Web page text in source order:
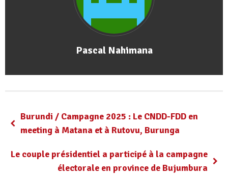
Pascal Nahimana
Burundi / Campagne 2025 : Le CNDD-FDD en
meeting à Matana et à Rutovu, Burunga
Le couple présidentiel a participé à la campagne
électorale en province de Bujumbura